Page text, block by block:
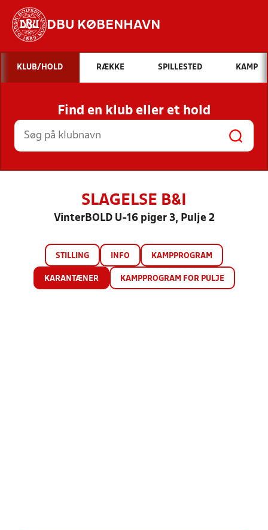
DBU KØBENHAVN
Hvad vil du søge efter?
INDHOLD OG NYHEDER
STILLINGER, RESULTATER, KLUBBER OG
HOLD
KLUB/HOLD RÆKKE SPILLESTED KAMP
Find en klub eller et hold
SLAGELSE B&I
VinterBOLD U-16 piger 3, Pulje 2
STILLING INFO KAMPPROGRAM
KARANTÆNER KAMPPROGRAM FOR PULJE